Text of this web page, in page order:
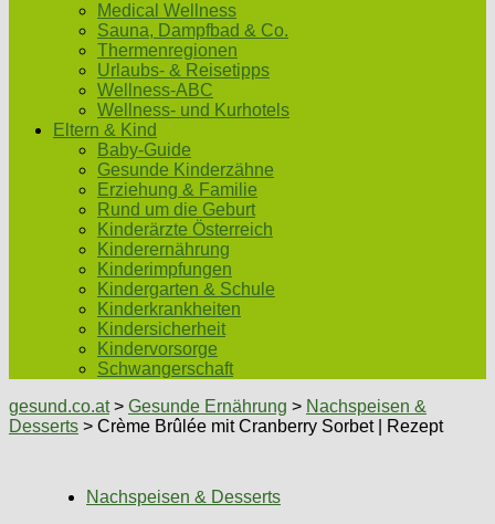
Medical Wellness
Sauna, Dampfbad & Co.
Thermenregionen
Urlaubs- & Reisetipps
Wellness-ABC
Wellness- und Kurhotels
Eltern & Kind
Baby-Guide
Gesunde Kinderzähne
Erziehung & Familie
Rund um die Geburt
Kinderärzte Österreich
Kinderernährung
Kinderimpfungen
Kindergarten & Schule
Kinderkrankheiten
Kindersicherheit
Kindervorsorge
Schwangerschaft
gesund.co.at> Gesunde Ernährung > Nachspeisen &
Desserts > Crème Brûlée mit Cranberry Sorbet | Rezept
Nachspeisen & Desserts